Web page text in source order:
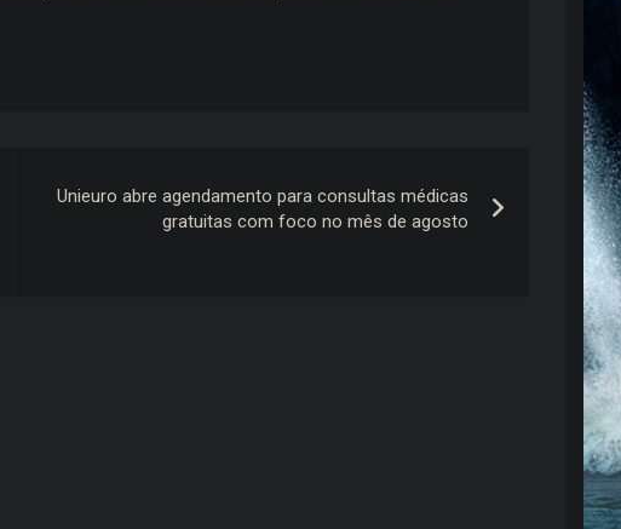
Unieuro abre agendamento para consultas médicas
gratuitas com foco no mês de agosto